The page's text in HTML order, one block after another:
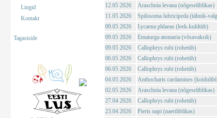
Lingid
Kontakt
Tagasiside
12.05 2026
Araschnia levana (nõgeseliblikas)
11.05 2026
Spilosoma lubricipeda (tähnik-
09.05 2026
Lycaena phlaeas (leek-kuldtiib)
09.05 2026
Ematurga atomaria (võsavaksik)
09.05 2026
Callophrys rubi (rohetiib)
06.05 2026
Callophrys rubi (rohetiib)
06.05 2026
Callophrys rubi (rohetiib)
04.05 2026
Anthocharis cardamines
02.05 2026
Araschnia levana (nõgeseliblikas)
27.04 2026
Callophrys rubi (rohetiib)
23.04 2026
Pieris napi (naeriliblikas)